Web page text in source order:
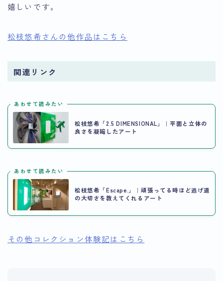
嬉しいです。
松枝悠希さんの他作品はこちら
関連リンク
あわせて読みたい
松枝悠希「2.5 DIMENSIONAL」｜平面と立体の
良さを凝縮したアート
あわせて読みたい
松枝悠希「Escape.」｜頑張ってる時ほど逃げ道
の大切さを教えてくれるアート
その他コレクション体験記はこちら